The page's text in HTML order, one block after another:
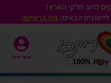
ליישובים הבאים: צפו ברשימה
אזור אישי